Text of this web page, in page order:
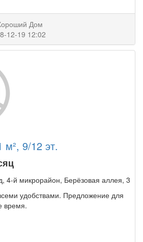
Дом
12-19 12:02
м², 9/12 эт.
4-й микрорайон, Берёзовая аллея, 3
удобствами. Предложение для
время.